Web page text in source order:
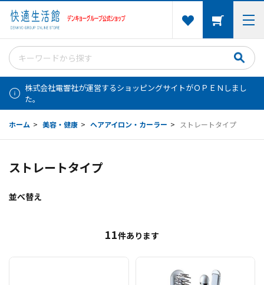
株式会社電響社が運営するショッピングサイトがＯＰＥＮしまし
た。
ホーム > 美容・健康 > ヘアアイロン・カーラー > ストレートタイプ
ストレートタイプ
並べ替え
11件あります